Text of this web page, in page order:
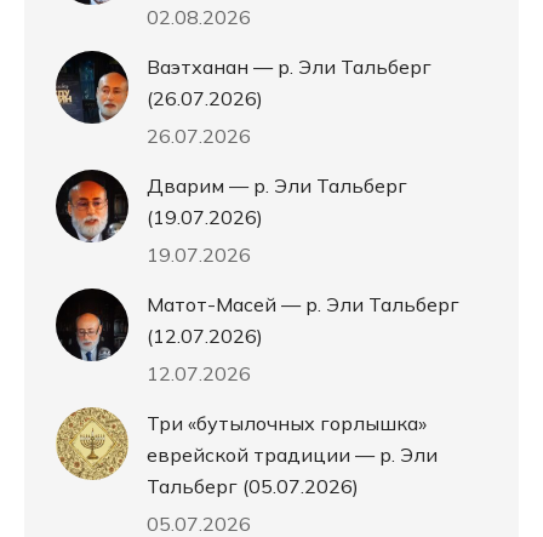
02.08.2026
Ваэтханан — р. Эли Тальберг
(26.07.2026)
26.07.2026
Дварим — р. Эли Тальберг
(19.07.2026)
19.07.2026
Матот-Масей — р. Эли Тальберг
(12.07.2026)
12.07.2026
Три «бутылочных горлышка»
еврейской традиции — р. Эли
Тальберг (05.07.2026)
05.07.2026